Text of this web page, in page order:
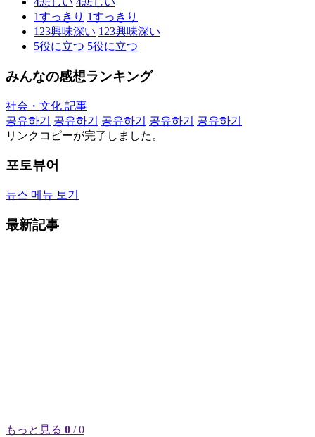
1すっきり 1すっきり
123興味深い 123興味深い
5役に立つ 5役に立つ
みんなの感想ランキング
社会・文化 記事
공유하기
공유하기 공유하기 공유하기
공유하기
リンクコピーが完了しました。
포토뷰어
뉴스 메뉴 보기
最新記事
もっと見る 0 / 0